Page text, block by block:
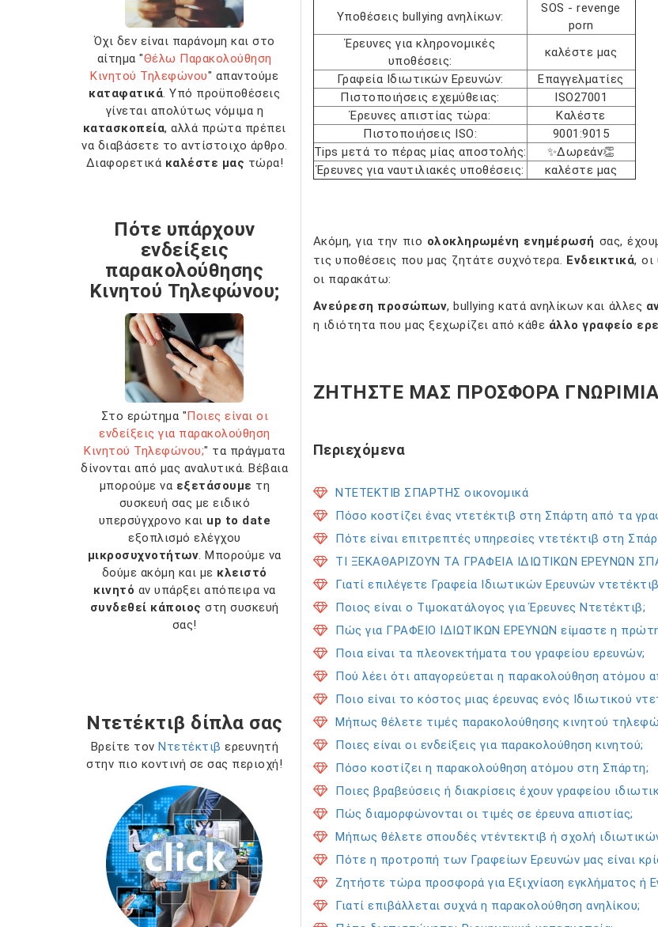
Υποθέσεις bullying ανηλίκων:
SOS - revenge
porn
Έρευνες για κληρονομικές
υποθέσεις:
καλέστε μας
Γραφεία Ιδιωτικών Ερευνών:
Επαγγελματίες
Πιστοποιήσεις εχεμύθειας:
ISO27001
Έρευνες απιστίας τώρα:
Καλέστε
Πιστοποιήσεις ISO:
9001:9015
Tips μετά το πέρας μίας αποστολής:
✨Δωρεάν👏
Έρευνες για ναυτιλιακές υποθέσεις:
καλέστε μας
Ακόμη, για την πιο ολοκληρωμένη ενημέρωσή σας,
τις υποθέσεις που μας ζητάτε συχνότερα. Ενδεικτικά, οι
οι παρακάτω:
Ανεύρεση προσώπων, bullying κατά ανηλίκων και άλλες
η ιδιότητα που μας ξεχωρίζει από κάθε άλλο γραφείο
ΖΗΤΗΣΤΕ ΜΑΣ ΠΡΟΣΦΟΡΑ
Περιεχόμενα
ΝΤΕΤΕΚΤΙΒ ΣΠΑΡΤΗΣ οικονομικά
Πόσο κοστίζει ένας ντετέκτιβ στη Σπάρτη από τα
Πότε είναι επιτρεπτές υπηρεσίες ντετέκτιβ στη
ΤΙ ΞΕΚΑΘΑΡΙΖΟΥΝ ΤΑ ΓΡΑΦΕΙΑ ΙΔΙΩΤΙΚΩΝ ΕΡΕΥΝΩΝ
Γιατί επιλέγετε Γραφεία Ιδιωτικών Ερευνών
Ποιος είναι ο Τιμοκατάλογος για Έρευνες Ντετέκτιβ;
Πώς για ΓΡΑΦΕΙΟ ΙΔΙΩΤΙΚΩΝ ΕΡΕΥΝΩΝ είμαστε η
Ποια είναι τα πλεονεκτήματα του γραφείου ερευνών;
Πού λέει ότι απαγορεύεται η παρακολούθηση ατόμου
Ποιο είναι το κόστος μιας έρευνας ενός Ιδιωτικού
Μήπως θέλετε τιμές παρακολούθησης κινητού
Ποιες είναι οι ενδείξεις για παρακολούθηση κινητού;
Πόσο κοστίζει η παρακολούθηση ατόμου στη Σπάρτη;
Ποιες βραβεύσεις ή διακρίσεις έχουν γραφείου
Πώς διαμορφώνονται οι τιμές σε έρευνα απιστίας;
Μήπως θέλετε σπουδές ντέντεκτιβ ή σχολή
Πότε η προτροπή των Γραφείων Ερευνών μας είναι
Ζητήστε τώρα προσφορά για Εξιχνίαση εγκλήματος ή
Γιατί επιβάλλεται συχνά η παρακολούθηση ανηλίκου;
Όχι δεν είναι παράνομη και στο
αίτημα "Θέλω Παρακολούθηση
Κινητού Τηλεφώνου" απαντούμε
καταφατικά. Υπό προϋποθέσεις
γίνεται απολύτως νόμιμα η
κατασκοπεία, αλλά πρώτα πρέπει
να διαβάσετε το αντίστοιχο άρθρο.
Διαφορετικά καλέστε μας τώρα!
Πότε υπάρχουν
ενδείξεις
παρακολούθησης
Κινητού Τηλεφώνου;
Στο ερώτημα "Ποιες είναι οι
ενδείξεις για παρακολούθηση
Κινητού Τηλεφώνου;" τα πράγματα
δίνονται από μας αναλυτικά. Βέβαια
μπορούμε να εξετάσουμε τη
συσκευή σας με ειδικό
υπερσύγχρονο και up to date
εξοπλισμό ελέγχου
μικροσυχνοτήτων. Μπορούμε να
δούμε ακόμη και με κλειστό
κινητό αν υπάρξει απόπειρα να
συνδεθεί κάποιος στη συσκευή
σας!
Ντετέκτιβ δίπλα σας
Βρείτε τον Ντετέκτιβ ερευνητή
στην πιο κοντινή σε σας περιοχή!